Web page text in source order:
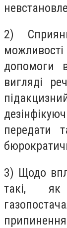
2)
допомоги
вигляді
передати
3) Щодо
такі, як